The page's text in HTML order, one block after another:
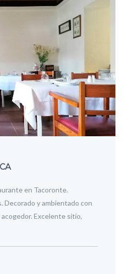
en Tacoronte.
Decorado y ambientado con
Excelente sitio,